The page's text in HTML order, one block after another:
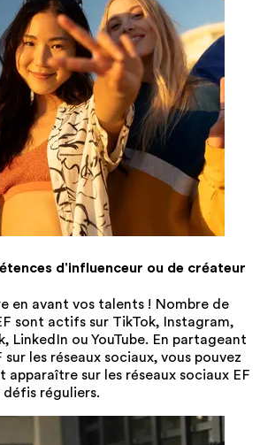
d'influenceur ou de créateur
en avant vos talents ! Nombre de
sont actifs sur TikTok, Instagram,
LinkedIn ou YouTube. En partageant
les réseaux sociaux, vous pouvez
apparaître sur les réseaux sociaux EF
réguliers.